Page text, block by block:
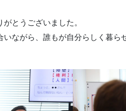
とうございました。
いながら、誰もが自分らしく暮ら